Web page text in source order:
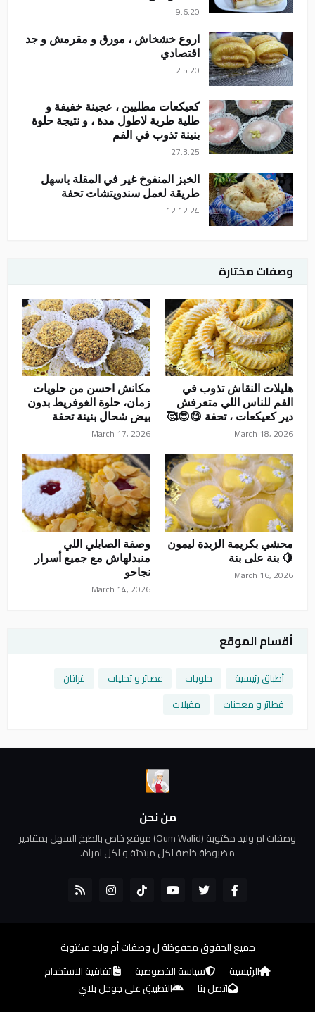
9.6.20
اروع خشخاش ، مورق و مقرمش و جد
اقتصادي
2.5.20
كعيكعات مطليين ، عجينة خفيفة و
طلية طرية لاطول مدة ، و نتيجة حلوة
بنينة تذوب في الفم
27.3.25
الخبز المنفوخ غير في المقلة باسهل
طريقة لعمل سندويتشات تحفة
12.12.24
وصفات مختارة
هليلات النقاش تذوب في
الفم للناس اللي متعرفش
دير كعيكعات ، تحفة 😋😍🥰
March 18, 2026
مكانش احسن من حلويات
زمان، حلوة الغوفريط بدون
بيض شحال بنينة تحفة
March 17, 2026
محشي بكريمة الزبدة ليمون
🍋 بنة على بنة
March 16, 2026
وصفة الصابلي اللي
منبدلهاش مع جميع أسرار
نجاحو
March 14, 2026
أقسام الموقع
أطباق رئيسية حلويات عصائر و تحليات
غراتان
فطائر و معجنات
مقبلات
من نحن
وصفات ام وليد مكتوبة (Oum Walid) موقع خاص بالطبخ السهل بمقادير
مضبوطة خاصة لكل مبتدئة و لكل امراة.
جميع الحقوق محفوظة لوصفات أم وليد مكتوبة
الرئيسية
سياسة الخصوصية
اتفاقية الاستخدام
اتصل بنا
التطبيق على جوجل بلاي